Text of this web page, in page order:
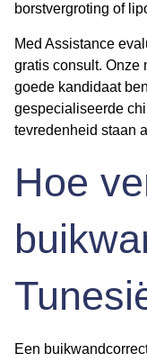
borstvergroting of
Med Assistance
gratis consult. Onze
goede kandidaat
gespecialiseerde
tevredenheid staan
Hoe
Een